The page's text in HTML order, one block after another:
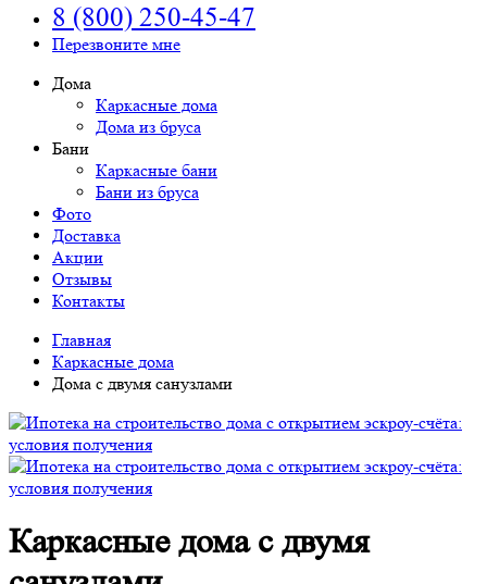
8 (800) 250-45-47
Перезвоните мне
Дома
Каркасные дома
Дома из бруса
Бани
Каркасные бани
Бани из бруса
Фото
Доставка
Акции
Отзывы
Контакты
Главная
Каркасные дома
Дома с двумя санузлами
Каркасные дома с двумя